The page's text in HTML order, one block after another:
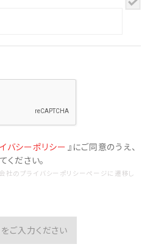
バシーポリシー 』にご同意のうえ、
ください。
社のプライバシーポリシーページに遷移し
ご入力ください